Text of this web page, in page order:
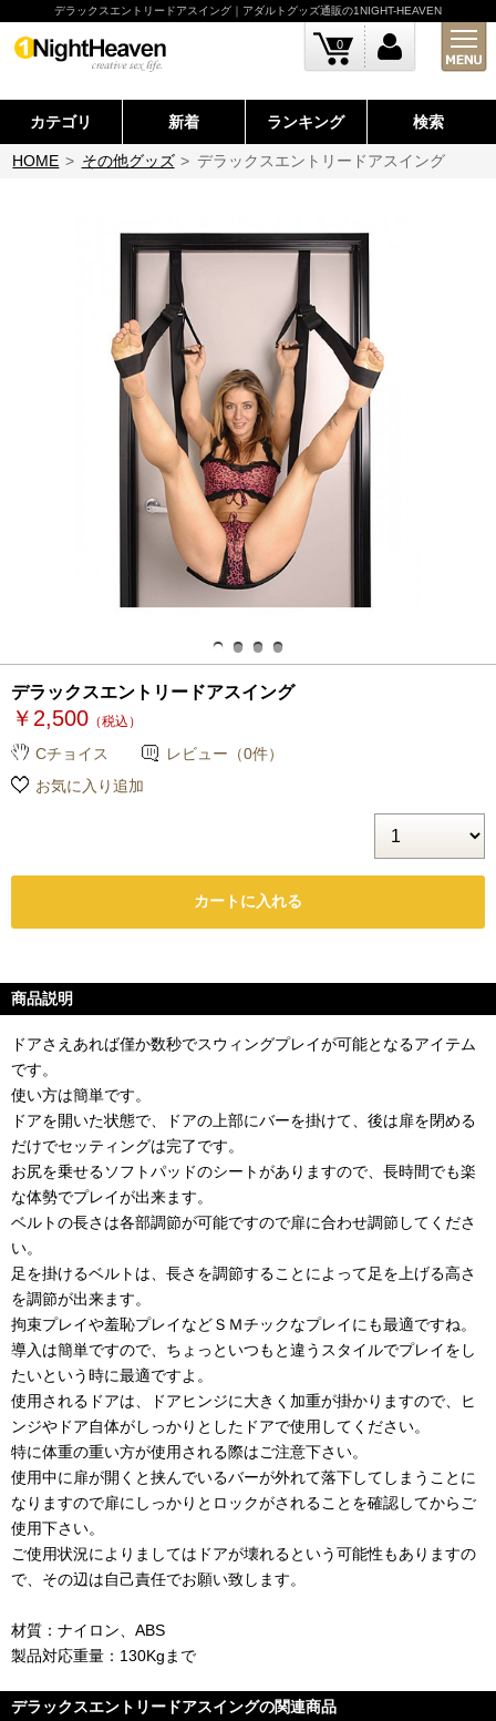
デラックスエントリードアスイング｜アダルトグッズ通販の1NIGHT-HEAVEN
0
カテゴリ 新着 ランキング 検索
HOME > その他グッズ > デラックスエントリードアスイング
デラックスエントリードアスイング
￥2,500 （税込）
Cチョイス
レビュー（0件）
お気に入り追加
商品説明
ドアさえあれば僅か数秒でスウィングプレイが可能となるアイテム
です。
使い方は簡単です。
ドアを開いた状態で、ドアの上部にバーを掛けて、後は扉を閉める
だけでセッティングは完了です。
お尻を乗せるソフトパッドのシートがありますので、長時間でも楽
な体勢でプレイが出来ます。
ベルトの長さは各部調節が可能ですので扉に合わせ調節してくださ
い。
足を掛けるベルトは、長さを調節することによって足を上げる高さ
を調節が出来ます。
拘束プレイや羞恥プレイなどＳＭチックなプレイにも最適ですね。
導入は簡単ですので、ちょっといつもと違うスタイルでプレイをし
たいという時に最適ですよ。
使用されるドアは、ドアヒンジに大きく加重が掛かりますので、ヒ
ンジやドア自体がしっかりとしたドアで使用してください。
特に体重の重い方が使用される際はご注意下さい。
使用中に扉が開くと挟んでいるバーが外れて落下してしまうことに
なりますので扉にしっかりとロックがされることを確認してからご
使用下さい。
ご使用状況によりましてはドアが壊れるという可能性もありますの
で、その辺は自己責任でお願い致します。
材質：ナイロン、ABS
製品対応重量：130Kgまで
デラックスエントリードアスイングの関連商品